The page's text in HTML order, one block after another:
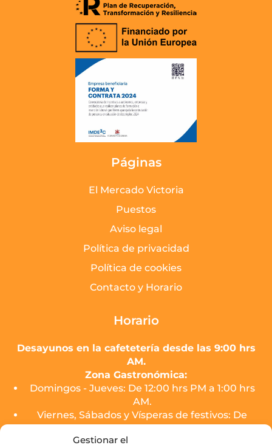
Gestionar el
Páginas
El Mercado Victoria
Puestos
Aviso legal
Política de privacidad
Política de cookies
Contacto y Horario
Horario
Desayunos en la cafetetería desde las 9:00 hrs
AM.
Zona Gastronómica:
Domingos - Jueves: De 12:00 hrs PM a 1:00 hrs
AM.
Viernes, Sábados y Vísperas de festivos: De
12:00 hrs PM a 2:00 hrs AM.